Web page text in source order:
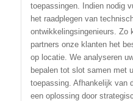
toepassingen. Indien nodig
het raadplegen van
ontwikkelingsingenieurs. Zo
partners onze klanten het
op locatie. We analyseren
bepalen tot slot samen met
toepassing. Afhankelijk van
een oplossing door